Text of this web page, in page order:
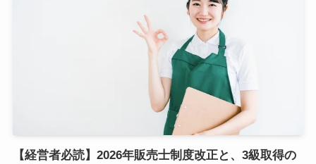
【経営者必読】2026年販売士制度改正と、3級取得の